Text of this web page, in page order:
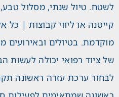
לשטח. טיול שנתי, מסלול טבע,
קייטנה או ליווי קבוצות | כל
מוקדמת. בטיולים ובאירועים
של ציוד רפואי יכולה לעשות
לבחור ערכת עזרה ראשונה